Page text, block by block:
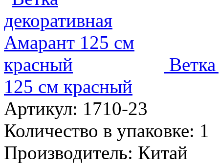
125 см красный
Артикул: 1710-23
Количество в упаковке: 1
Производитель: Китай